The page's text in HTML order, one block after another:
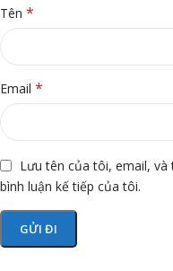
Tên *
Email *
Lưu tên của tôi, email,
bình luận kế tiếp của tôi.